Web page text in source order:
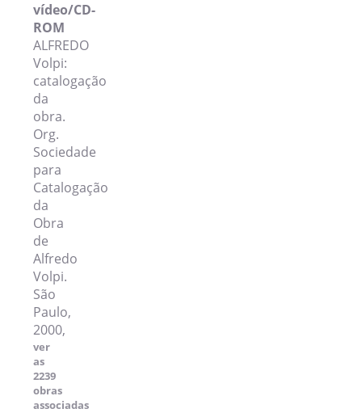
vídeo/CD-
ROM
ALFREDO
Volpi:
catalogação
da
obra.
Org.
Sociedade
para
Catalogação
da
Obra
de
Alfredo
Volpi.
São
Paulo,
2000,
ver
as
2239
obras
associadas